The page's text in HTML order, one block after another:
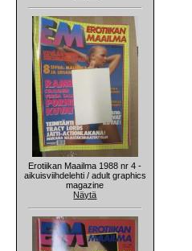
Erotiikan Maailma 1988 nr 4 -
aikuisviihdelehti / adult graphics
magazine
Näytä